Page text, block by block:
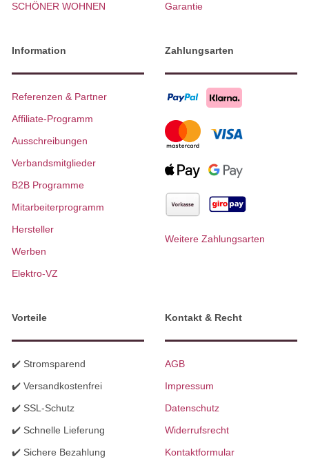
SCHÖNER WOHNEN
Garantie
Information
Referenzen & Partner
Affiliate-Programm
Ausschreibungen
Verbandsmitglieder
B2B Programme
Mitarbeiterprogramm
Hersteller
Werben
Elektro-VZ
Zahlungsarten
Weitere Zahlungsarten
Vorteile
✔️ Stromsparend
✔️ Versandkostenfrei
✔️ SSL-Schutz
✔️ Schnelle Lieferung
✔️ Sichere Bezahlung
Kontakt & Recht
AGB
Impressum
Datenschutz
Widerrufsrecht
Kontaktformular